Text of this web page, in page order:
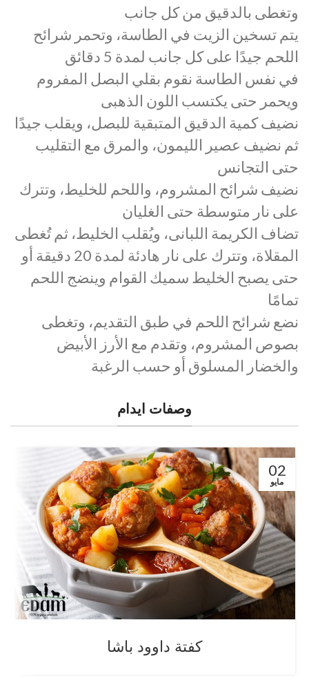
وتغطى بالدقيق من كل جانب
يتم تسخين الزيت في الطاسة، وتحمر شرائح
اللحم جيدًا على كل جانب لمدة 5 دقائق
في نفس الطاسة نقوم بقلي البصل المفروم
ويحمر حتى يكتسب اللون الذهبى
نضيف كمية الدقيق المتبقية للبصل، ويقلب جيدًا
ثم نضيف عصير الليمون، والمرق مع التقليب
حتى التجانس
نضيف شرائح المشروم، واللحم للخليط، وتترك
على نار متوسطة حتى الغليان
تضاف الكريمة اللبانى، ويُقلب الخليط، ثم تُغطى
المقلاة، وتترك على نار هادئة لمدة 20 دقيقة أو
حتى يصبح الخليط سميك القوام وينضج اللحم
تمامًا
نضع شرائح اللحم في طبق التقديم، وتغطى
بصوص المشروم، وتقدم مع الأرز الأبيض
والخضار المسلوق أو حسب الرغبة
وصفات ايدام
02
مايو
كفتة داوود باشا